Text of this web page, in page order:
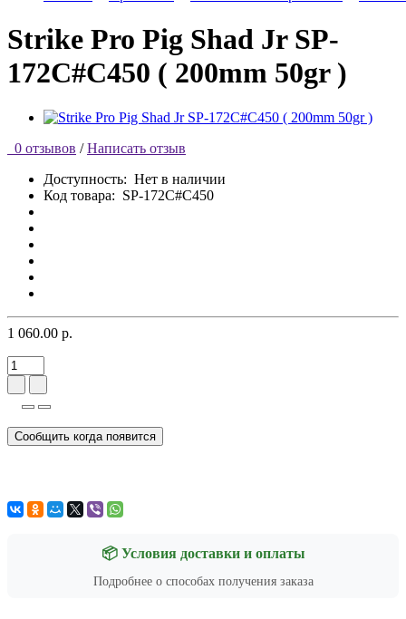
Strike Pro Pig Shad Jr SP-
172C#C450 ( 200mm 50gr )
0 отзывов / Написать отзыв
Доступность: Нет в наличии
Код товара: SP-172C#C450
1 060.00 р.
Сообщить когда появится
📦 Условия доставки и оплаты
Подробнее о способах получения заказа